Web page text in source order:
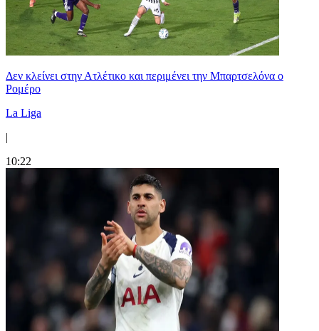
Δεν κλείνει στην Ατλέτικο και περιμένει την Μπαρτσελόνα ο
Ρομέρο
La Liga
|
10:22